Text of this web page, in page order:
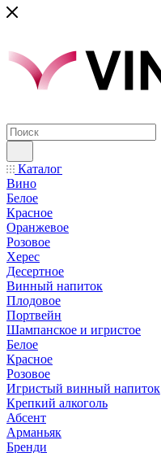
Каталог
Вино
Белое
Красное
Оранжевое
Розовое
Херес
Десертное
Винный напиток
Плодовое
Портвейн
Шампанское и игристое
Белое
Красное
Розовое
Игристый винный напиток
Крепкий алкоголь
Абсент
Арманьяк
Бренди